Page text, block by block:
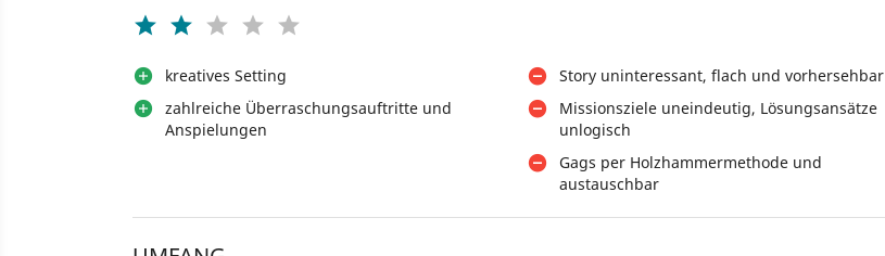
kreatives Setting
zahlreiche Überraschungsauftritte und
Anspielungen
Story uninteressant, flach und vorhersehbar
Missionsziele uneindeutig, Lösungsansätze
unlogisch
Gags per Holzhammermethode und
austauschbar